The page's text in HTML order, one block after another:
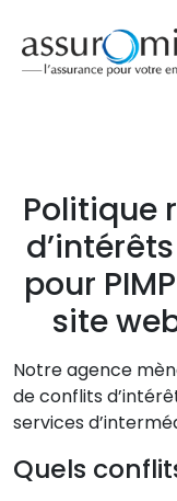
Politique
pour
site
Notre agence
de conflits
services
Quels